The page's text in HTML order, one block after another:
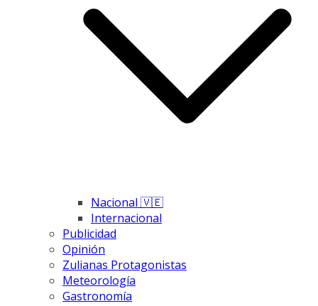
Nacional 🇻🇪
Internacional
Publicidad
Opinión
Zulianas Protagonistas
Meteorología
Gastronomía